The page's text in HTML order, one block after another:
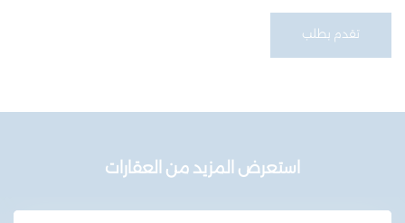
تقدم بطلب
استعرض المزيد من العقارات